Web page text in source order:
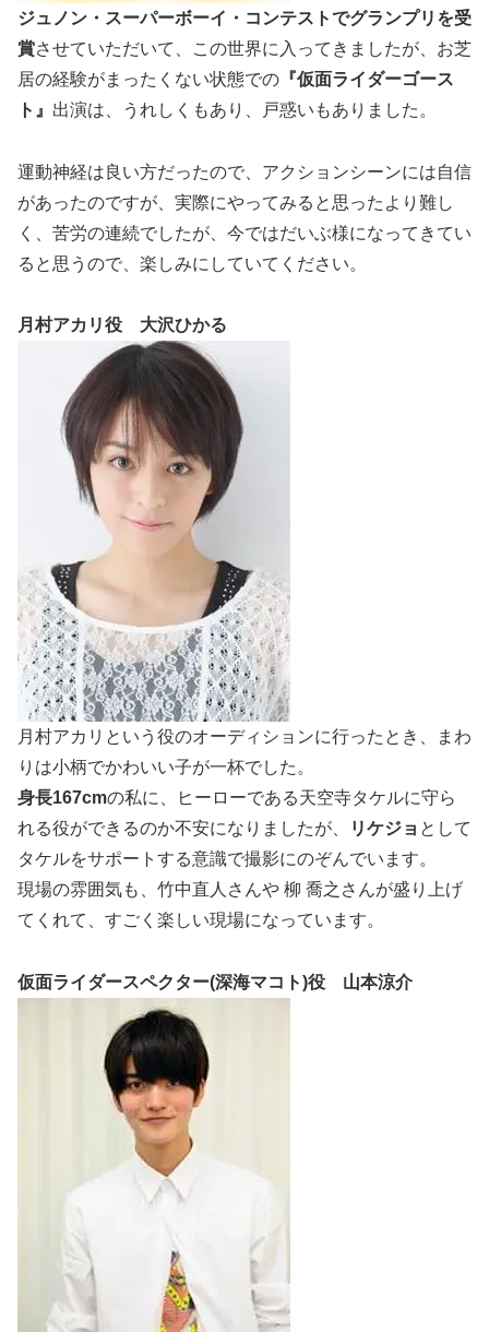
ジュノン・スーパーボーイ・コンテストでグランプリを受
賞させていただいて、この世界に入ってきましたが、お芝
居の経験がまったくない状態での 『仮面ライダーゴース
ト』 出演は、うれしくもあり、戸惑いもありました。
運動神経は良い方だったので、アクションシーンには自信
があったのですが、実際にやってみると思ったより難し
く、苦労の連続でしたが、今ではだいぶ様になってきてい
ると思うので、楽しみにしていてください。
月村アカリ役 大沢ひかる
月村アカリという役のオーディションに行ったとき、まわ
りは小柄でかわいい子が一杯でした。
身長167cmの私に、ヒーローである天空寺タケルに守ら
れる役ができるのか不安になりましたが、
リケジョ として
タケルをサポートする意識で撮影にのぞんでいます。
現場の雰囲気も、竹中直人さんや 柳 喬之さんが盛り上げ
てくれて、すごく楽しい現場になっています。
仮面ライダースペクター(深海マコト)役 山本涼介